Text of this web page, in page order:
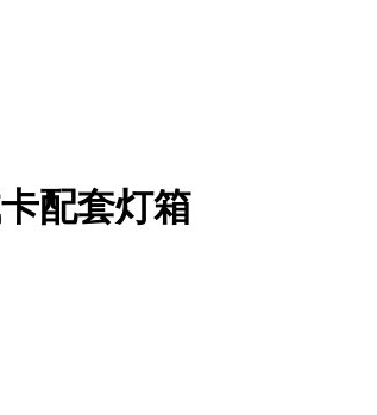
配套灯箱